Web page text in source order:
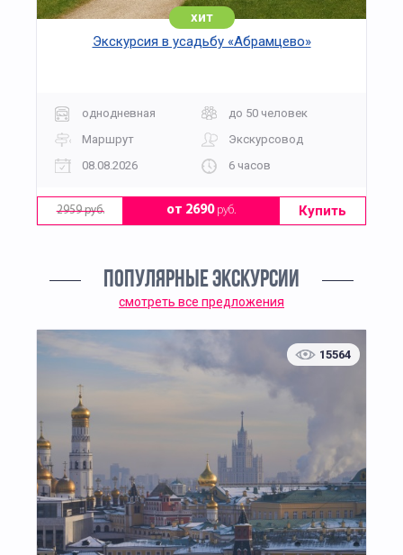
хит
Экскурсия в усадьбу «Абрамцево»
однодневная
до 50 человек
Маршрут
Экскурсовод
08.08.2026
6 часов
2959 руб. от 2690руб. Купить
ПОПУЛЯРНЫЕ ЭКСКУРСИИ
смотреть все предложения
15564